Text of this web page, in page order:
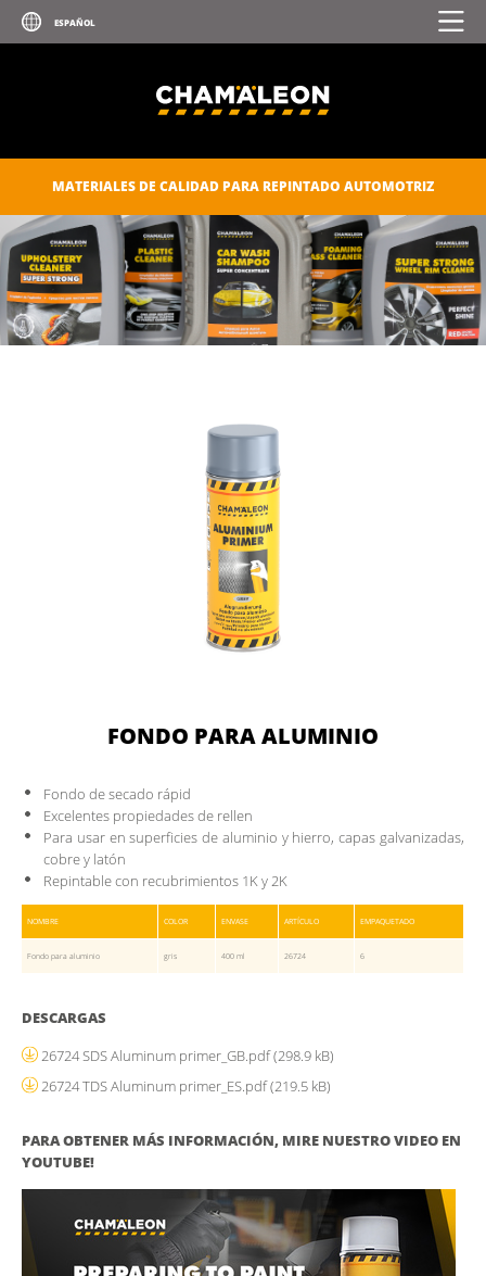
MATERIALES DE CALIDAD PARA REPINTADO AUTOMOTRIZ
FONDO PARA ALUMINIO
Fondo de secado rápid
Excelentes propiedades de rellen
Para usar en superficies de aluminio y hierro, capas galvanizadas,
cobre y latón
Repintable con recubrimientos 1K y 2K
NOMBRE COLOR ENVASE ARTÍCULO EMPAQUETADO
Fondo para aluminio gris 400 ml 26724 6
DESCARGAS
26724 SDS Aluminum primer_GB.pdf(298.9 kB)
26724 TDS Aluminum primer_ES.pdf(219.5 kB)
PARA OBTENER MÁS INFORMACIÓN, MIRE NUESTRO VIDEO EN
YOUTUBE!
SELLADORES Y PEGAMENTOS
CONSUMIBLES
CHAM.PROTECT
CATÁLOGO DIGITAL
DESCARGAS
CONTACTOS